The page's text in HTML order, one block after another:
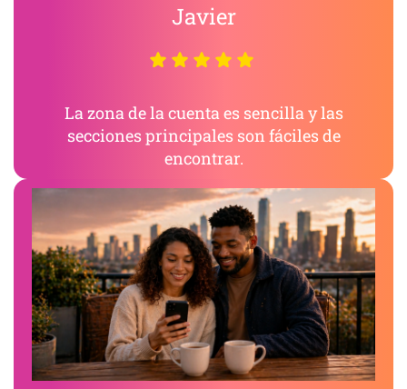
Javier
La zona de la cuenta es sencilla y las
secciones principales son fáciles de
encontrar.